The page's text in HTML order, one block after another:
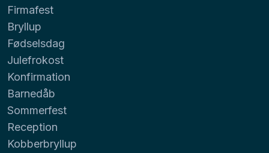
Firmafest
Bryllup
Fødselsdag
Julefrokost
Konfirmation
Barnedåb
Sommerfest
Reception
Kobberbryllup